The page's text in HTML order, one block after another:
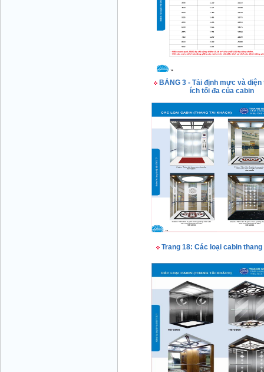
BẢNG 3 - Tải định mực và
ích tối đa của cabin
Trang 18: Các loại cabin